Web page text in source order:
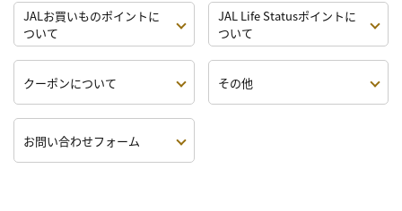
JALお買いものポイントに
ついて
JAL Life Statusポイントに
ついて
クーポンについて その他
お問い合わせフォーム